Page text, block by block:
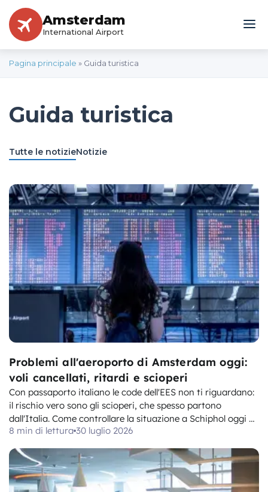
Amsterdam
International Airport
Pagina principale » Guida turistica
Guida turistica
Tutte le notizieNotizie
Problemi all'aeroporto di Amsterdam oggi:
voli cancellati, ritardi e scioperi
Con passaporto italiano le code dell'EES non ti riguardano:
il rischio vero sono gli scioperi, che spesso partono
dall'Italia. Come controllare la situazione a Schiphol oggi e
quanto ti spetta se il volo salta.
8 min di lettura 30 luglio 2026